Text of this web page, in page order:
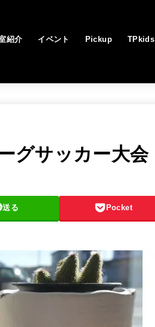
紹介 イベント Pickup TPkids
グサッカー大会
送る Pocket